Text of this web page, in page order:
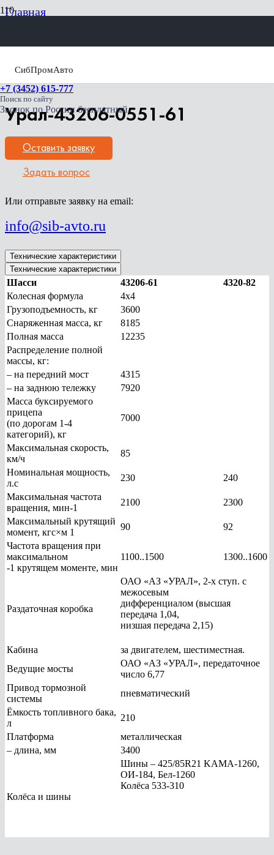
СибПромАвто
+7 (3452) 615-777
Поиск по сайту
Звонок по России бесплатный
Главная
Урал-43206-0551-61
Урал-43206-0551-61
Оставить заявку
Задать вопрос
Или отправьте заявку на email:
info@sib-avto.ru
Технические характеристики
Технические характеристики
Шасси 43206-61
4320-82
Колесная формула
4х4
Грузоподъемность, кг
3600
Снаряженная масса, кг
8185
Полная масса
12235
Распределение полной
массы, кг:
– на передний мост
4315
– на заднюю тележку
7920
Масса буксируемого
прицепа
(по дорогам 1-4
категорий), кг
7000
Максимальная скорость,
км/ч
85
Номинальная мощность,
л.с
230
240
Максимальная частота
вращения, мин-1
2100
2300
Максимальный крутящий
момент, кгс×м 1
90
92
Частота вращения при
максимальном
-1 крутящем моменте, мин
1100..1500 1300..1600
Раздаточная коробка
ОАО «АЗ «УРАЛ», 2-х ступ. с
межосевым
дифференциалом (высшая
передача 1,04,
низшая передача 2,15)
Кабина
за двигателем, шестиместная.
Ведущие мосты
ОАО «АЗ «УРАЛ», передаточное
число 6,77
Привод тормозной
системы
пневматический
Ёмкость топливного бака,
л
210
Платформа
металлическая
– длина, мм
3400
Колёса и шины
Шины – 425/85R21 KAMA-1260,
ОИ-184, Бел-1260
Колёса 533-310